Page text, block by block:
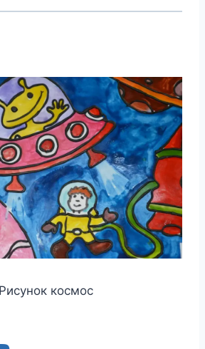
Рисунок космос